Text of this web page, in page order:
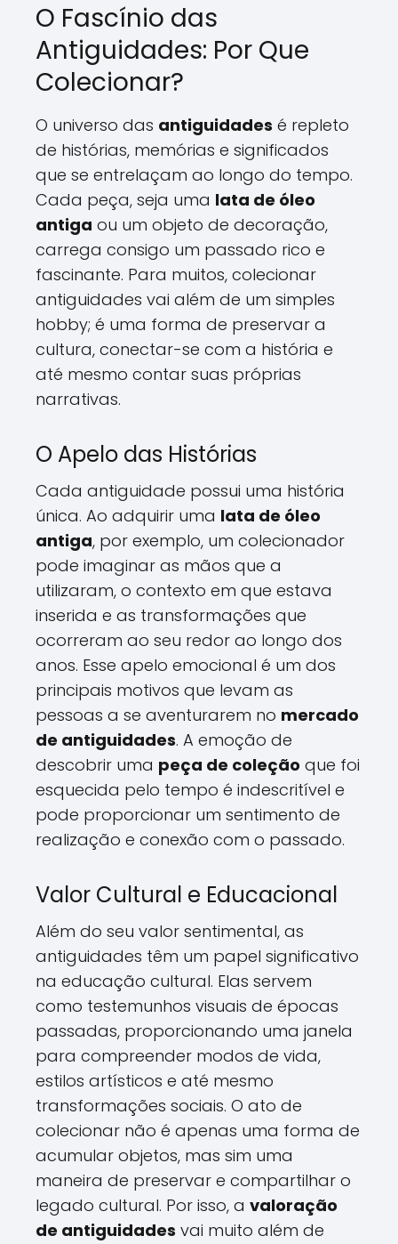
O Fascínio das
Antiguidades: Por Que
Colecionar?
O universo das antiguidades é repleto
de histórias, memórias e significados
que se entrelaçam ao longo do tempo.
Cada peça, seja uma lata de óleo
antiga ou um objeto de decoração,
carrega consigo um passado rico e
fascinante. Para muitos, colecionar
antiguidades vai além de um simples
hobby; é uma forma de preservar a
cultura, conectar-se com a história e
até mesmo contar suas próprias
narrativas.
O Apelo das Histórias
Cada antiguidade possui uma história
única. Ao adquirir uma lata de óleo
antiga, por exemplo, um colecionador
pode imaginar as mãos que a
utilizaram, o contexto em que estava
inserida e as transformações que
ocorreram ao seu redor ao longo dos
anos. Esse apelo emocional é um dos
principais motivos que levam as
pessoas a se aventurarem no mercado
de antiguidades. A emoção de
descobrir uma peça de coleção que foi
esquecida pelo tempo é indescritível e
pode proporcionar um sentimento de
realização e conexão com o passado.
Valor Cultural e Educacional
Além do seu valor sentimental, as
antiguidades têm um papel significativo
na educação cultural. Elas servem
como testemunhos visuais de épocas
passadas, proporcionando uma janela
para compreender modos de vida,
estilos artísticos e até mesmo
transformações sociais. O ato de
colecionar não é apenas uma forma de
acumular objetos, mas sim uma
maneira de preservar e compartilhar o
legado cultural. Por isso, a valoração
de antiguidades vai muito além de